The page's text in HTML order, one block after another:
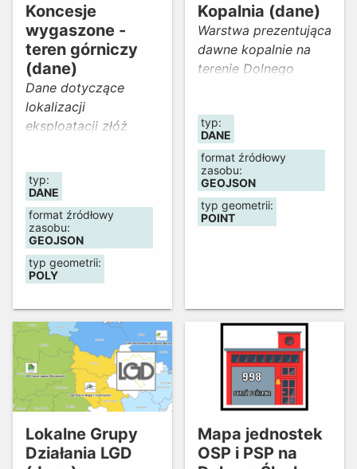
uprawnionych do
rybactwa.
Koncesje
wygaszone -
teren górniczy
(dane)
Dane dotyczące
lokalizacji
eksploatacji złóż
typ:
DANE
format źródłowy
zasobu:
GEOJSON
typ geometrii:
POLY
Kopalnia (dane)
Warstwa prezentująca
dawne kopalnie na
terenie Dolnego
typ:
DANE
format źródłowy
zasobu:
GEOJSON
typ geometrii:
POINT
Lokalne Grupy
Działania LGD
Mapa jednostek
OSP i PSP na